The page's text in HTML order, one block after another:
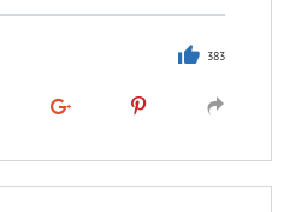
383
происхождение